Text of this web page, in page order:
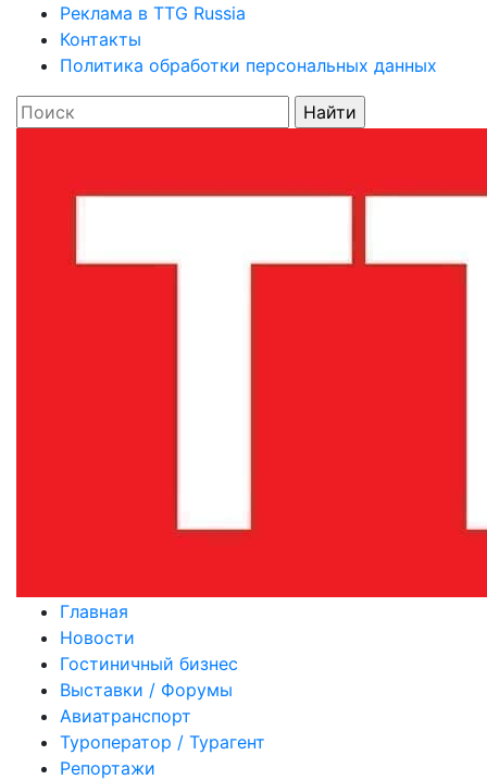
Реклама в TTG Russia
Контакты
Политика обработки персональных данных
Главная
Новости
Гостиничный бизнес
Выставки / Форумы
Авиатранспорт
Туроператор / Турагент
Репортажи